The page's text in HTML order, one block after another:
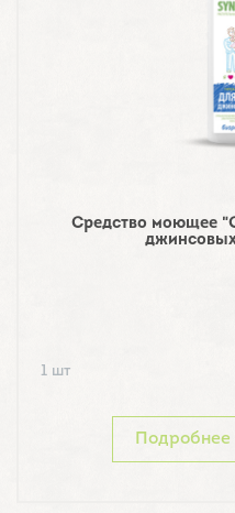
Средство моющее
1 шт
Подробнее